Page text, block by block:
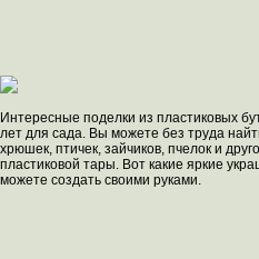
Интересные поделки из пластиковых
лет для сада. Вы можете без труда
хрюшек, птичек, зайчиков, пчелок и
пластиковой тары. Вот какие яркие
можете создать своими руками.